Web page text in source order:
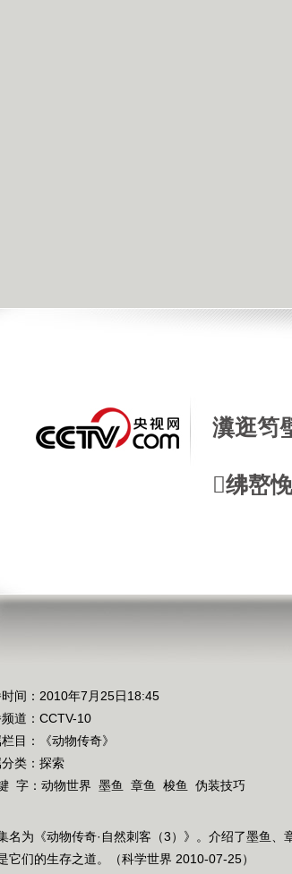
瀵逛笉
绋嶅
间：2010年7月25日18:45
道： CCTV-10
目：
《动物传奇》
类：探索
字： 动物世界 墨鱼 章鱼 梭鱼 伪装技巧
为《动物传奇·自然刺客（3）》。介绍了墨鱼、
们的生存之道。（科学世界 2010-07-25）